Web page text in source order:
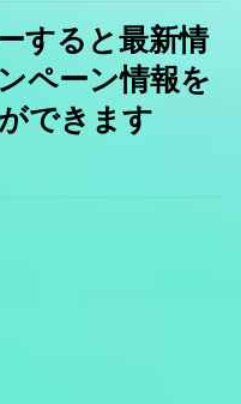
すると最新情
ペーン情報を
できます